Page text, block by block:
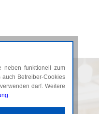
KARRIERE
neben funktionell zum
auch Betreiber-Cookies
darf. Weitere
.